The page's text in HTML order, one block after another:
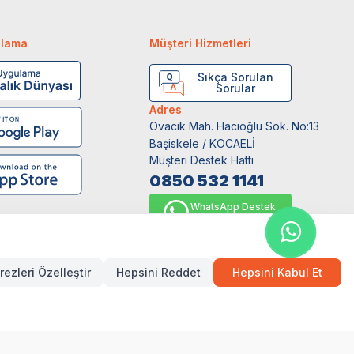
Müşteri Hizmetleri
Sıkça Sorulan
Sorular
Adres
Ovacık Mah. Hacıoğlu Sok. No:13
Başiskele / KOCAELİ
Müşteri Destek Hattı
0850 532 1141
WhatsApp Destek
0554 871 66 20
Özelleştir Hepsini Reddet Hepsini Kabul Et